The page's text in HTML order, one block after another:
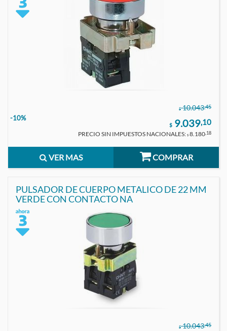
$ 10.043,45
-10%
$ 9.039,10
PRECIO SIN IMPUESTOS NACIONALES: $ 8.180,18
VER MAS COMPRAR
PULSADOR DE CUERPO METALICO DE 22 MM
VERDE CON CONTACTO NA
$ 10.043,45